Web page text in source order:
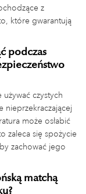
z
które gwarantują
podczas
czystych
nieprzekraczającej
może osłabić
zaleca się spożycie
zachować jego
matchą